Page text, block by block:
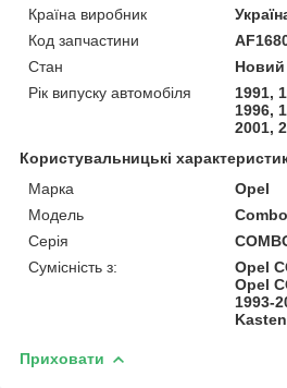
Країна виробник
Код запчастини
Стан
Новий
Рік випуску автомобіля
1991,
1996,
2001,
Користувальницькі
Марка
Opel
Модель
Combo
Серія
Сумісність з:
Opel
Opel
1993-
Приховати